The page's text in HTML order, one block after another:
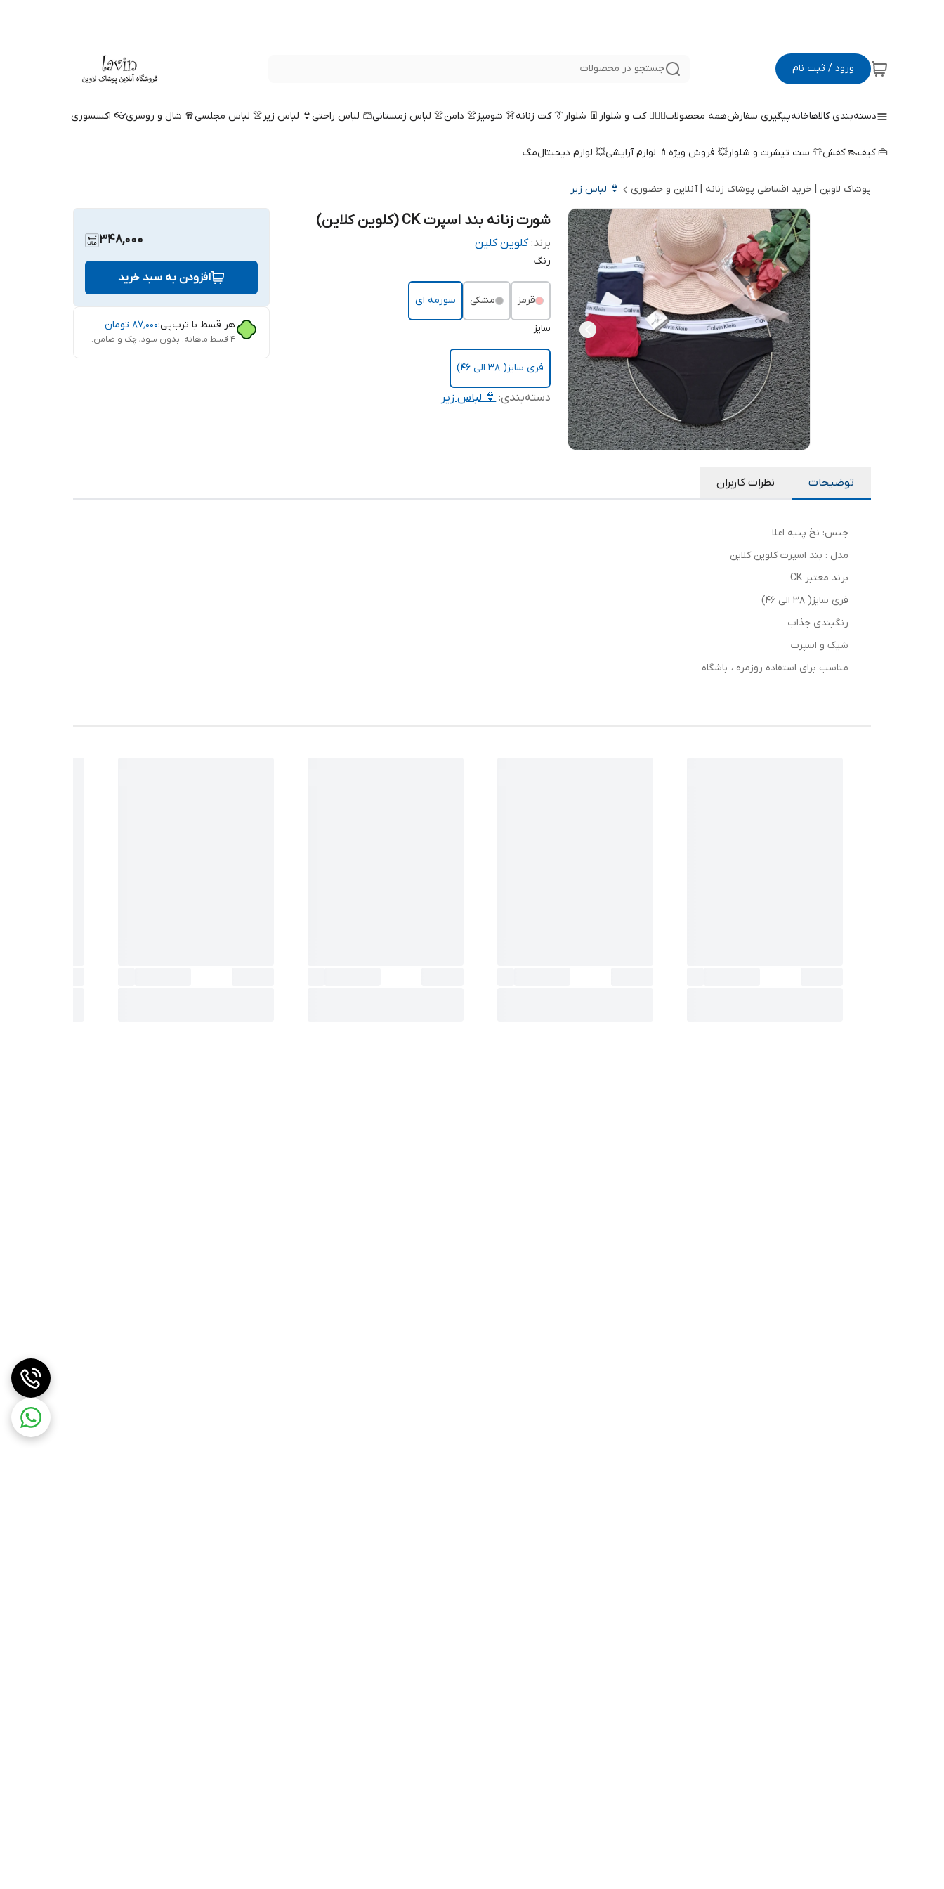
ورود / ثبت نام جستجو در محصولات
دسته‌بندی کالاهاخانهپیگیری سفارشهمه محصولات🤵🏻‍♀️ کت و شلوار 👖 شلوار👔 کت زنانه👗 شومیز👚 دامن👚 لباس زمستانی🩳 لباس راحتی👙 لباس زیر👚 لباس مجلسی🧣 شال و روسری👓 اکسسوری
👜 کیف👠 کفش👕 ست تیشرت و شلوار💥 فروش ویژه 💄 لوازم آرایشی💥 لوازم دیجیتالمگ
پوشاک لاوین | خرید اقساطی پوشاک زنانه | آنلاین و حضوری 👙 لباس زیر
شورت زنانه بند اسپرت CK (کلوین کلاین)
برند: کلوین کلین
رنگ
قرمز مشکی سورمه ای
سایز
فری سایز( 38 الی 46)
دسته‌بندی:👙 لباس زیر
348,000
افزودن به سبد خرید
هر قسط با ترب‌پی:۸۷٬۰۰۰ تومان
۴ قسط ماهانه. بدون سود، چک و ضامن.
توضیحات نظرات کاربران
جنس: نخ پنبه اعلا
مدل : بند اسپرت کلوین کلاین
برند معتبر CK
فری سایز( 38 الی 46)
رنگبندی جذاب
شیک و اسپرت
مناسب برای استفاده روزمره ، باشگاه